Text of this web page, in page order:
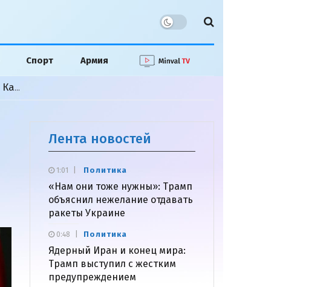
Спорт Армия
Американский аналитик выпускает книгу о победе Азербайджана в Карабахской войне
Лента новостей
Политика
«Нам они тоже нужны»: Трамп
объяснил нежелание отдавать
ракеты Украине
1:01
Политика
Ядерный Иран и конец мира:
Трамп выступил с жестким
предупреждением
0:48